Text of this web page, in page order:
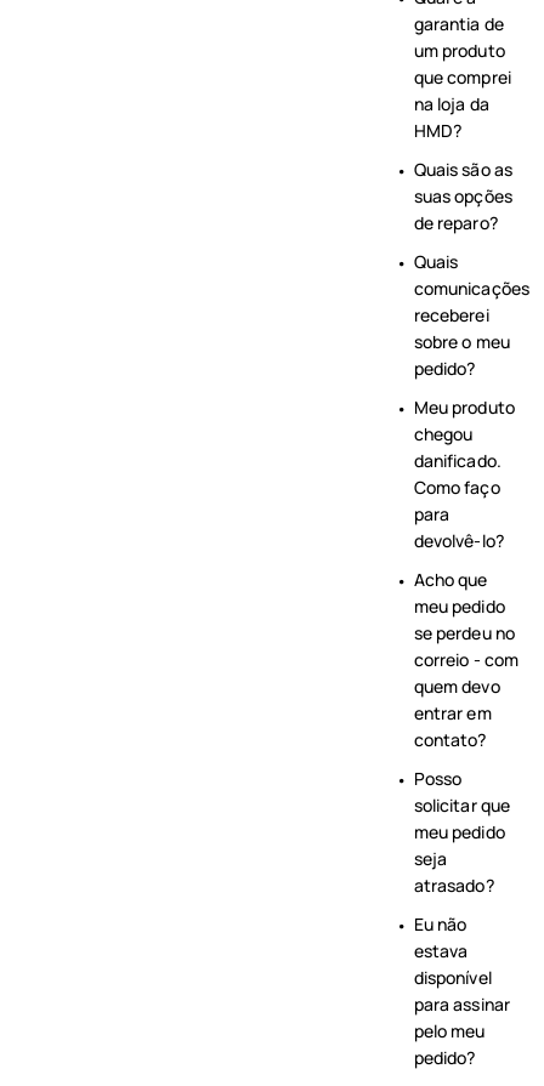
garantia de
um produto
que comprei
na loja da
HMD?
Quais são as
suas opções
de reparo?
Quais
comunicações
receberei
sobre o meu
pedido?
Meu produto
chegou
danificado.
Como faço
para
devolvê-lo?
Acho que
meu pedido
se perdeu no
correio - com
quem devo
entrar em
contato?
Posso
solicitar que
meu pedido
seja
atrasado?
Eu não
estava
disponível
para assinar
pelo meu
pedido?